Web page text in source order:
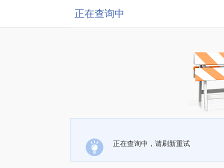
正在查询中
正在查询中，请刷新重试